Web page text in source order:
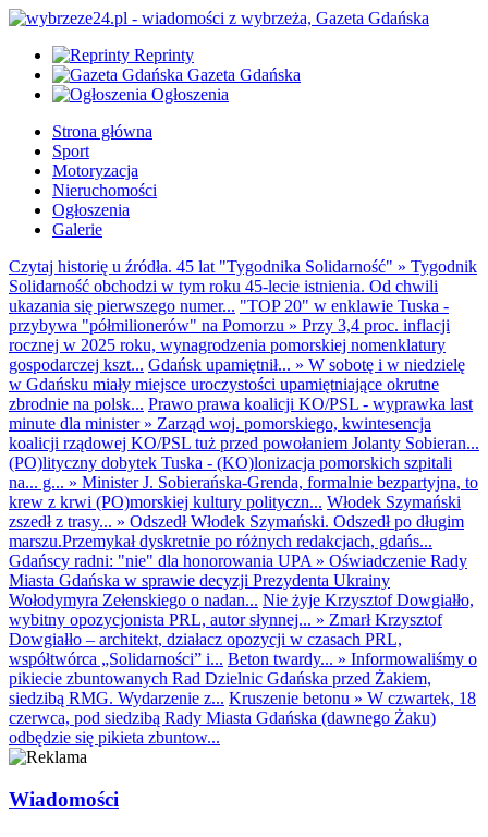
Reprinty
Gazeta Gdańska
Ogłoszenia
Strona główna
Sport
Motoryzacja
Nieruchomości
Ogłoszenia
Galerie
Czytaj historię u źródła. 45 lat "Tygodnika Solidarność" » Tygodnik
Solidarność obchodzi w tym roku 45-lecie istnienia. Od chwili
ukazania się pierwszego numer... "TOP 20" w enklawie Tuska -
przybywa "półmilionerów" na Pomorzu » Przy 3,4 proc. inflacji
rocznej w 2025 roku, wynagrodzenia pomorskiej nomenklatury
gospodarczej kszt... Gdańsk upamiętnił... » W sobotę i w niedzielę
w Gdańsku miały miejsce uroczystości upamiętniające okrutne
zbrodnie na polsk... Prawo prawa koalicji KO/PSL - wyprawka last
minute dla minister» Zarząd woj. pomorskiego, kwintesencja
koalicji rządowej KO/PSL tuż przed powołaniem Jolanty Sobieran...
(PO)lityczny dobytek Tuska - (KO)lonizacja pomorskich szpitali
na... g... » Minister J. Sobierańska-Grenda, formalnie bezpartyjna, to
krew z krwi (PO)morskiej kultury polityczn... Włodek Szymański
zszedł z trasy... » Odszedł Włodek Szymański. Odszedł po długim
marszu.Przemykał dyskretnie po różnych redakcjach, gdańs...
Gdańscy radni: "nie" dla honorowania UPA » Oświadczenie Rady
Miasta Gdańska w sprawie decyzji Prezydenta Ukrainy
Wołodymyra Zełenskiego o nadan... Nie żyje Krzysztof Dowgiałło,
wybitny opozycjonista PRL, autor słynnej... » Zmarł Krzysztof
Dowgiałło – architekt, działacz opozycji w czasach PRL,
współtwórca „Solidarności” i... Beton twardy... » Informowaliśmy o
pikiecie zbuntowanych Rad Dzielnic Gdańska przed Żakiem,
siedzibą RMG. Wydarzenie z... Kruszenie betonu » W czwartek, 18
czerwca, pod siedzibą Rady Miasta Gdańska (dawnego Żaku)
odbędzie się pikieta zbuntow...
Wiadomości